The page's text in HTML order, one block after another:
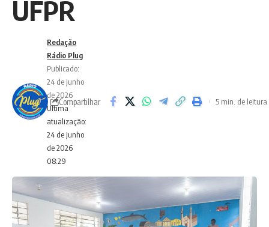
UFPR
Ultima
atualização:
24 de junho
de 2026
08:29
Redação
Rádio Plug
Publicado:
24 de junho
de 2026
Compartilhar 5 min. de leitura